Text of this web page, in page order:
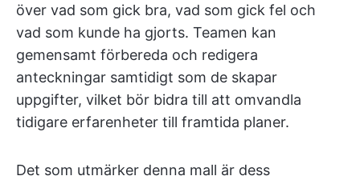
över vad som gick bra, vad som gick fel och
vad som kunde ha gjorts. Teamen kan
gemensamt förbereda och redigera
anteckningar samtidigt som de skapar
uppgifter, vilket bör bidra till att omvandla
tidigare erfarenheter till framtida planer.
Det som utmärker denna mall är dess